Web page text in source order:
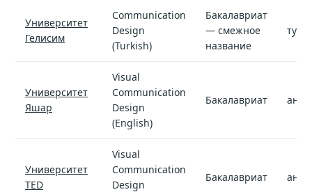
Университет
Гелисим
Communication
Design
(Turkish)
Бакалавриат
— смежное
название
Университет
Яшар
Visual
Communication
Design
(English)
Бакалавриат
Университет
TED
Visual
Communication
Design
Бакалавриат